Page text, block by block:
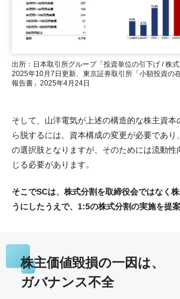
出所：日本取引所グループ「投資単位の引下げ / 株式
2025年10月7日更新、東京証券取引所「小額投資の
報告書」2025年4月24日
そして、山洋電気が上述の構造的な株主資本
ら脱するには、資本構成の変更が必要であり
の選択肢となりますが、そのためには流動性
じる必要があります。
そこでSCは、株式分割を取締役会ではなく
うにしたうえで、1:5の株式分割の実施を提案
株主価値毀損の一因は、
ガバナンス不全